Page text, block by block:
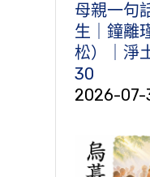
母親一句
生｜鐘離
松）｜淨
30
2026-07-